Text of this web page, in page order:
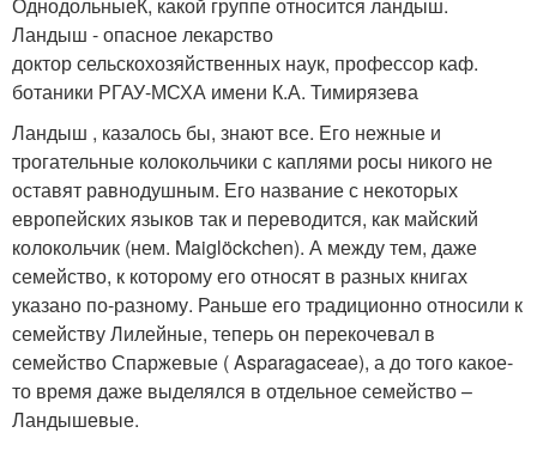
ОднодольныеК, какой группе относится ландыш.
Ландыш - опасное лекарство
доктор сельскохозяйственных наук, профессор каф.
ботаники РГАУ-МСХА имени К.А. Тимирязева
Ландыш , казалось бы, знают все. Его нежные и
трогательные колокольчики с каплями росы никого не
оставят равнодушным. Его название с некоторых
европейских языков так и переводится, как майский
колокольчик (нем. Maiglöckchen). А между тем, даже
семейство, к которому его относят в разных книгах
указано по-разному. Раньше его традиционно относили к
семейству Лилейные, теперь он перекочевал в
семейство Спаржевые ( Asparagaceae), а до того какое-
то время даже выделялся в отдельное семейство –
Ландышевые.